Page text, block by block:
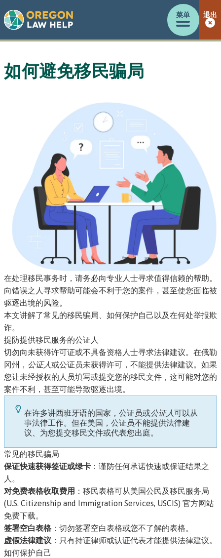
菜单 退出
如何避免移民骗局
在处理移民事务时，请务必向专业人士寻求值得信赖的帮助。
向错误之人寻求帮助可能会不利于您的案件，甚至使您面临被
驱逐出境的风险。
本文讲解了常见的移民骗局、如何保护自己以及在何处举报欺
诈。
提防提供移民服务的公证人
切勿向未获得许可证或不具备资格人士寻求法律建议。在俄勒
冈州， 公证人或公证员未获得许可，不能提供法律建议。如果
您让未经授权的人员填写或提交您的移民文件，这可能对您的
案件不利，甚至可能导致驱逐出境。
在许多讲西班牙语的国家，公证员或公证人可以从
事法律工作。但在美国，公证员不能提供法律建
议、为您提交移民文件或代表您出庭。
常见的移民骗局
保证快速获得签证或绿卡 ：谨防任何承诺快速或保证结果之
人。
对免费表格收取费用 ：移民表格可从美国公民及移民服务局
(U.S. Citizenship and Immigration Services, USCIS) 官方网站
免费下载。
签署空白表格 ：切勿签署空白表格或您不了解的表格。
虚假法律建议 ：只有持证律师或认证代表才能提供法律建议。
如何保护自己